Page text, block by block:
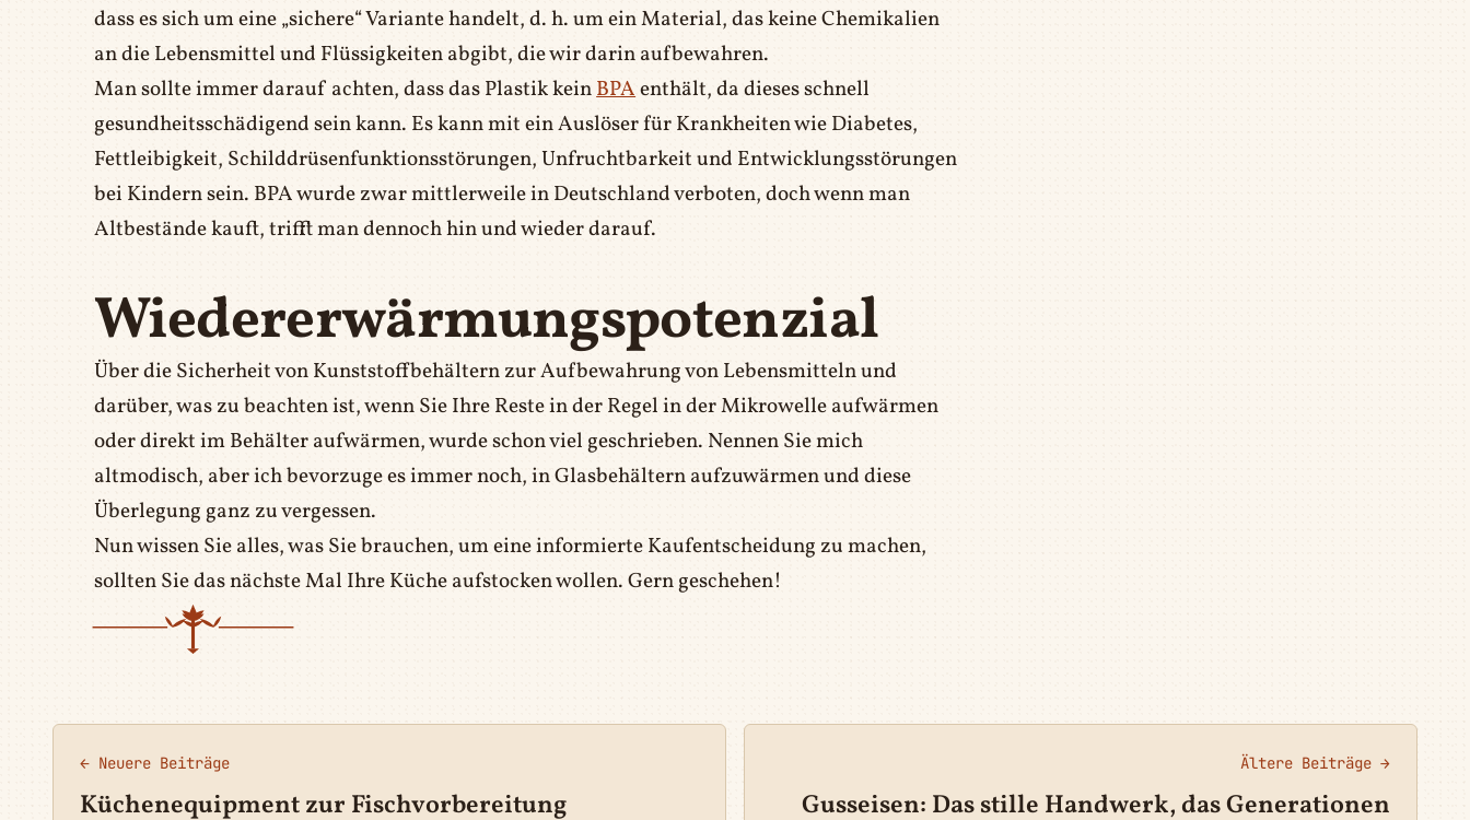
dass es sich um eine „sichere“ Variante handelt, d. h. um ein Material, das keine Chemikalien
an die Lebensmittel und Flüssigkeiten abgibt, die wir darin aufbewahren.
Man sollte immer darauf achten, dass das Plastik keinBPAenthält, da dieses schnell
gesundheitsschädigend sein kann. Es kann mit ein Auslöser für Krankheiten wie Diabetes,
Fettleibigkeit, Schilddrüsenfunktionsstörungen, Unfruchtbarkeit und Entwicklungsstörungen
bei Kindern sein. BPA wurde zwar mittlerweile in Deutschland verboten, doch wenn man
Altbestände kauft, trifft man dennoch hin und wieder darauf.
Wiedererwärmungspotenzial
Über die Sicherheit von Kunststoffbehältern zur Aufbewahrung von Lebensmitteln und
darüber, was zu beachten ist, wenn Sie Ihre Reste in der Regel in der Mikrowelle aufwärmen
oder direkt im Behälter aufwärmen, wurde schon viel geschrieben. Nennen Sie mich
altmodisch, aber ich bevorzuge es immer noch, in Glasbehältern aufzuwärmen und diese
Überlegung ganz zu vergessen.
Nun wissen Sie alles, was Sie brauchen, um eine informierte Kaufentscheidung zu machen,
sollten Sie das nächste Mal Ihre Küche aufstocken wollen. Gern geschehen!
← Neuere Beiträge
Küchenequipment zur Fischvorbereitung
Ältere Beiträge →
Gusseisen: Das stille Handwerk, das Generationen